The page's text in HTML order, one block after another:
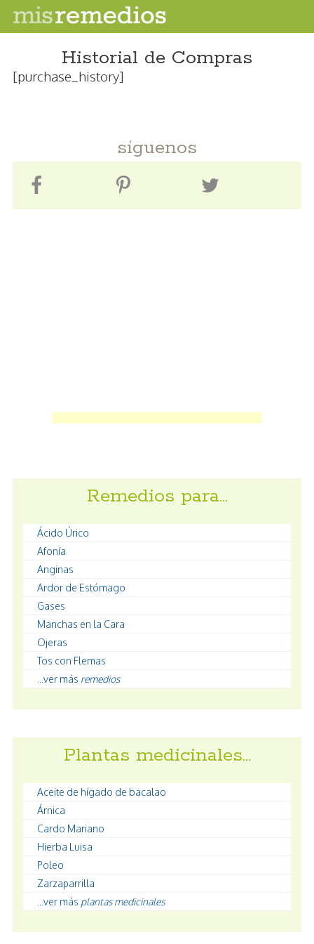
Historial de Compras
[purchase_history]
síguenos
Remedios para…
Ácido Úrico
Afonía
Anginas
Ardor de Estómago
Gases
Manchas en la Cara
Ojeras
Tos con Flemas
...ver más remedios
Plantas medicinales…
Aceite de hígado de bacalao
Árnica
Cardo Mariano
Hierba Luisa
Poleo
Zarzaparrilla
...ver más plantas medicinales